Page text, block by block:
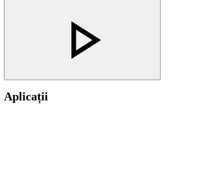
Aplicații